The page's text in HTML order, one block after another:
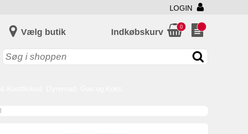
LOGIN
Vælg butik Indkøbskurv
0